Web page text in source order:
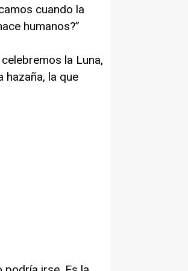
cuando la
humanos?”
la Luna,
hazaña, la que